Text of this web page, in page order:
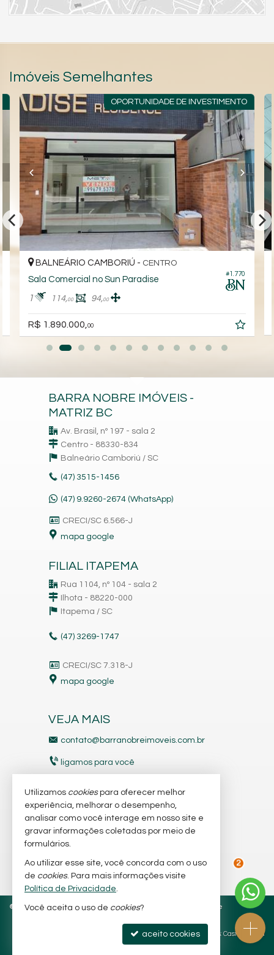
Imóveis Semelhantes
OPORTUNIDADE DE INVESTIMENTO
#1.770
BALNEÁRIO CAMBORIÚ - CENTRO
Sala Comercial no Sun Paradise
1 114,00 94,00
R$ 1.890.000,00
BARRA NOBRE IMÓVEIS -
MATRIZ BC
Av. Brasil, nº 197 - sala 2
Centro - 88330-834
Balneário Camboriú / SC
(47) 3515-1456
(47) 9.9260-2674 (WhatsApp)
CRECI/SC 6.566-J
mapa google
FILIAL ITAPEMA
Rua 1104, nº 104 - sala 2
Ilhota - 88220-000
Itapema / SC
(47) 3269-1747
CRECI/SC 7.318-J
mapa google
VEJA MAIS
contato@barranobreimoveis.com.br
ligamos para você
indicadores financeiros
imóveis favoritos
mapa de imóveis
© 2026 CRECI/SC 6.566-J e 7.318-J Política de Privacidade
Site para imobiliárias: Castel Digital
2
Utilizamos cookiespara oferecer melhor
experiência, melhorar o desempenho,
analisar como você interage em nosso site e
gravar informações coletadas por meio de
formulários.
Ao utilizar esse site, você concorda com o uso
de cookies. Para mais informações visite
Política de Privacidade.
Você aceita o uso de cookies?
aceito cookies